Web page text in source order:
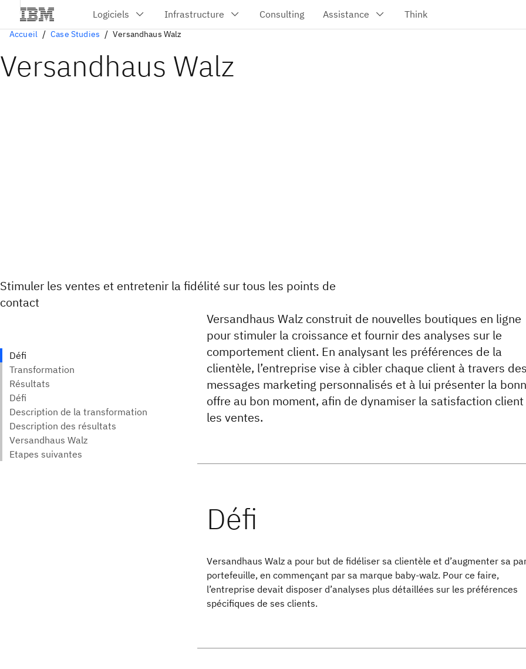
Accueil Case Studies Versandhaus Walz
Versandhaus Walz
Stimuler les ventes et entretenir la fidélité sur tous les points de
contact
Versandhaus Walz construit de nouvelles boutiques en ligne
pour stimuler la croissance et fournir des analyses sur le
comportement client. En analysant les préférences de la
clientèle, l’entreprise vise à cibler chaque client à travers des
messages marketing personnalisés et à lui présenter la
offre au bon moment, afin de dynamiser la satisfaction
les ventes.
Versandhaus Walz a pour but de fidéliser sa clientèle et d’augmenter sa
portefeuille, en commençant par sa marque baby-walz. Pour ce faire,
l’entreprise devait disposer d’analyses plus détaillées sur les préférences
spécifiques de ses clients.